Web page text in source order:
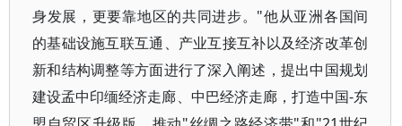
身发展，更要靠地区的共同进步。"他从亚洲各国间
的基础设施互联互通、产业互接互补以及经济改革创
新和结构调整等方面进行了深入阐述，提出中国规划
建设孟中印缅经济走廊、中巴经济走廊，打造中国-东